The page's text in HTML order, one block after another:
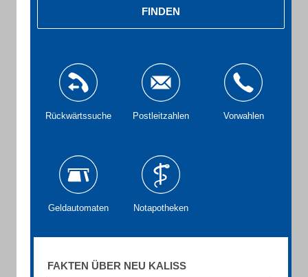
FINDEN
Rückwärtssuche Postleitzahlen Vorwahlen
Geldautomaten Notapotheken
FAKTEN ÜBER NEU KALISS